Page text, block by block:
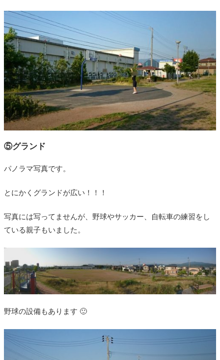
⑤グランド
パノラマ写真です。
とにかくグランドが広い！！！
写真には写ってませんが、野球やサッカー、自転車の練習をし
ている親子もいました。
野球の設備もあります 🙂